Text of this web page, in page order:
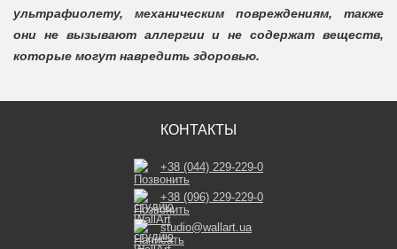
ультрафиолету, механическим повреждениям, также
они не вызывают аллергии и не содержат веществ,
которые могут навредить здоровью.
КОНТАКТЫ
+38 (044) 229-229-0
+38 (096) 229-229-0
studio@wallart.ua